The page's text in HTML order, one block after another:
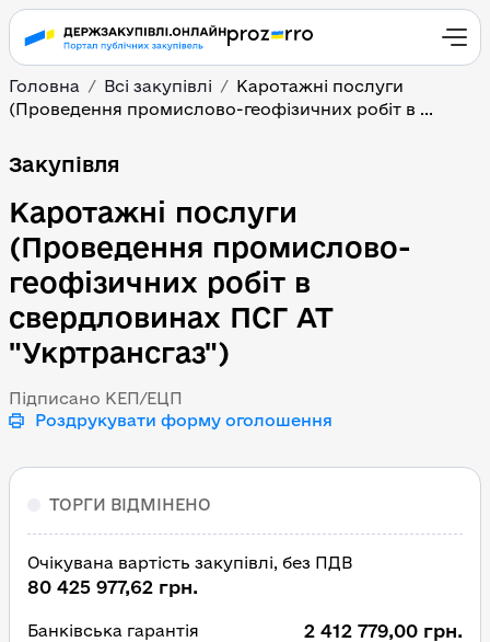
Головна Всі закупівлі
Каротажні послуги
(Проведення промислово-геофізичних робіт в ...
Каротажні послуги
Закупівля
Каротажні послуги
(Проведення промислово-
геофізичних робіт в
свердловинах ПСГ АТ
"Укртрансгаз")
Підписано КЕП/ЕЦП
Роздрукувати форму оголошення
ТОРГИ ВІДМІНЕНО
Очікувана вартість закупівлі, без ПДВ
80 425 977,62 грн.
Банківська гарантія 2 412 779,00 грн.